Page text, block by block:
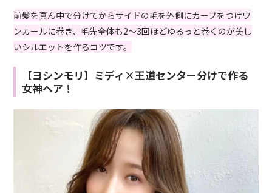
前髪を真ん中で分けてからサイドの毛を外側にカーブをつけワ
ンカールに巻き、毛先全体も2～3回ほどゆるっと巻くのが美し
いシルエットを作るコツです。
【ヨシンモリ】ミディ×王道センター分けで作る
女神ヘア！